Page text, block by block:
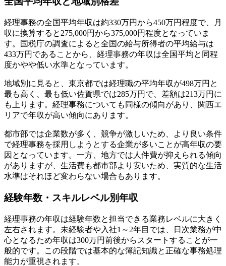
経理事務の全国平均年収は約330万円から450万円程度で、月
収に換算すると275,000円から375,000円程度となっていま
す。国税庁の調査によると全国の給与所得者の平均給与は
433万円であることから、経理事務の年収は全国平均と同程
度かやや低い水準となっています。
地域別に見ると、東京都では経理職の平均年収が498万円と
最も高く、最も低い佐賀県では285万円で、差額は213万円に
も上ります。経理事務についても同様の傾向があり、関西エ
リアで年収が高い傾向にあります。
都市部では企業数が多く、競争が激しいため、より良い条件
で経理事務を採用しようとする企業が多いことが高年収の要
因となっています。一方、地方では人件費が抑えられる傾向
がありますが、生活費も都市部より安いため、実質的な生活
水準はそれほど変わらない場合もあります。
経験年数・スキルレベル別年収
経理事務の年収は経験年数と担当できる業務レベルに大きく
左右されます。未経験者や入社1～2年目では、日次業務が中
心となるため年収は300万円前後からスタートすることが一
般的です。この段階では基本的な簿記知識と正確な事務処理
能力が重視されます。